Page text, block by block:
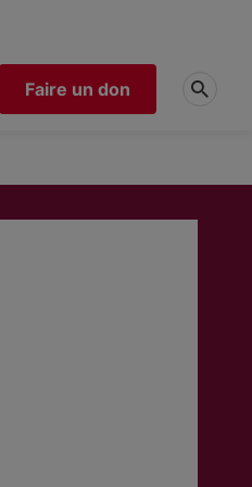
Faire un don